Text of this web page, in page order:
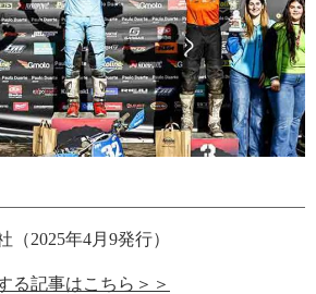
2025年4月9発行）
る記事はこちら＞＞